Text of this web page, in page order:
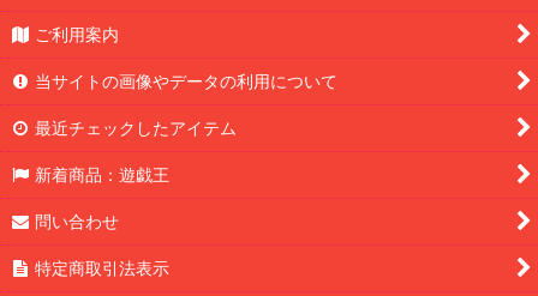
ご利用案内
当サイトの画像やデータの利用について
最近チェックしたアイテム
新着商品：遊戯王
問い合わせ
特定商取引法表示